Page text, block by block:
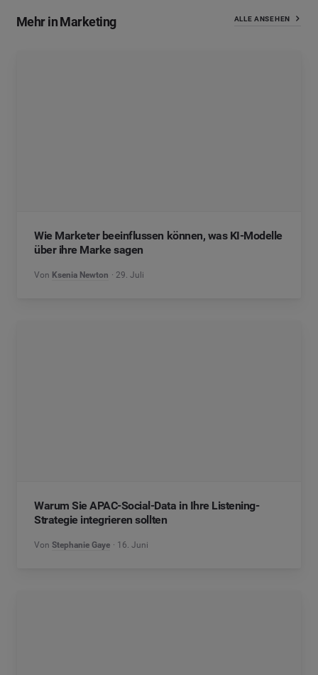
Mehr in Marketing ALLE ANSEHEN
Wie Marketer beeinflussen können, was KI-Modelle
über ihre Marke sagen
Von Ksenia Newton 29. Juli
Warum Sie APAC-Social-Data in Ihre Listening-
Strategie integrieren sollten
Von Stephanie Gaye 16. Juni